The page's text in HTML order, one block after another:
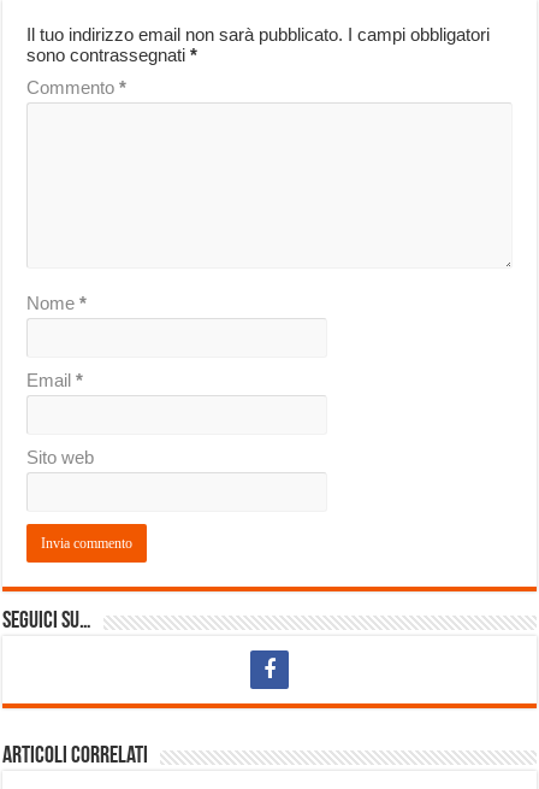
Il tuo indirizzo email non sarà pubblicato. I campi obbligatori
sono contrassegnati*
Commento*
Nome*
Email*
Sito web
Seguici su…
Articoli correlati